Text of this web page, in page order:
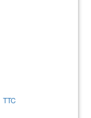
TTC